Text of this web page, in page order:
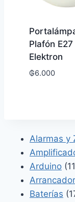
Plafón E27
Elektron
₲6.000
Alarmas y
Arduino 11
Baterías